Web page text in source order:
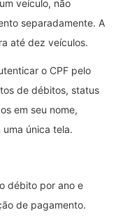
veículo, não
separadamente. A
até dez veículos.
o CPF pelo
de débitos, status
em seu nome,
única tela.
débito por ano e
de pagamento.